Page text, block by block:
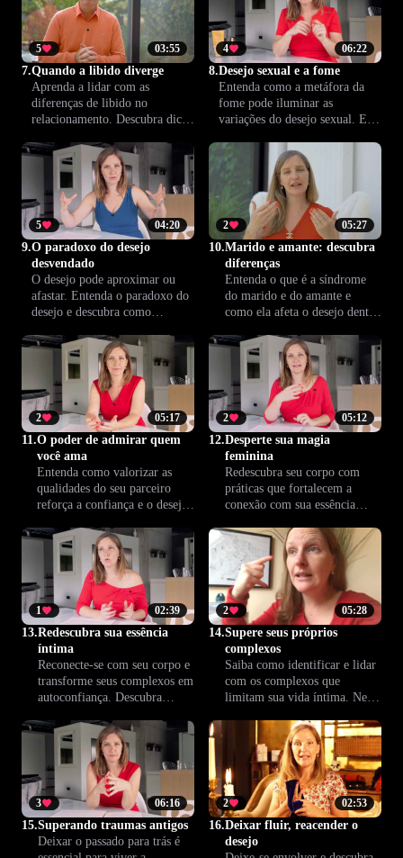
mais plena e verdadeira.
a sua conexão íntima.
03:55
5
7.Quando a libido diverge
Aprenda a lidar com as
diferenças de libido no
relacionamento. Descubra dicas
expectativas e promover maior
sintonia e equilíbrio na vida
íntima do casal.
06:22
4
8.Desejo sexual e a fome
Entenda como a metáfora da
fome pode iluminar as
variações do desejo sexual. Esta
lidar com sua libido e
promover um relacionamento
mais saudável e autêntico.
04:20
5
9.O paradoxo do desejo
desvendado
O desejo pode aproximar ou
afastar. Entenda o paradoxo do
desejo e descubra como
promovendo mais conexão e
cumplicidade no
relacionamento, em vez de
gerar conflitos ou
distanciamento.
05:27
2
10.Marido e amante: descubra
diferenças
Entenda o que é a síndrome
do marido e do amante e
como ela afeta o desejo dentro
formas de equilibrar paixão e
segurança para viver uma
relação mais intensa e
gratificante.
05:17
2
11.O poder de admirar quem
você ama
Entenda como valorizar as
qualidades do seu parceiro
reforça a confiança e o desejo.
estratégias para cultivar
admiração e fortalecer o
relacionamento a dois.
05:12
2
12.Desperte sua magia
feminina
Redescubra seu corpo com
práticas que fortalecem a
conexão com sua essência
genuíno e abrace sua
sensualidade de forma
consciente e autêntica.
02:39
1
13.Redescubra sua essência
íntima
Reconecte-se com seu corpo e
transforme seus complexos em
autoconfiança. Descubra
bloqueios e despertar o desejo,
abrindo espaço para uma
relação mais leve e plena com
você mesma.
05:28
2
14.Supere seus próprios
complexos
Saiba como identificar e lidar
com os complexos que
limitam sua vida íntima. Nesta
superar traumas e viver sua
sexualidade com mais
liberdade e prazer.
06:16
3
15.Superando traumas antigos
Deixar o passado para trás é
02:53
2
16.Deixar fluir, reacender o
desejo